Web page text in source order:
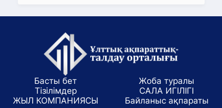
Басты бет
Жоба туралы
Тізілімдер
САЛА ИГІЛІГІ
ЖЫЛ КОМПАНИЯСЫ
Байланыс ақпараты